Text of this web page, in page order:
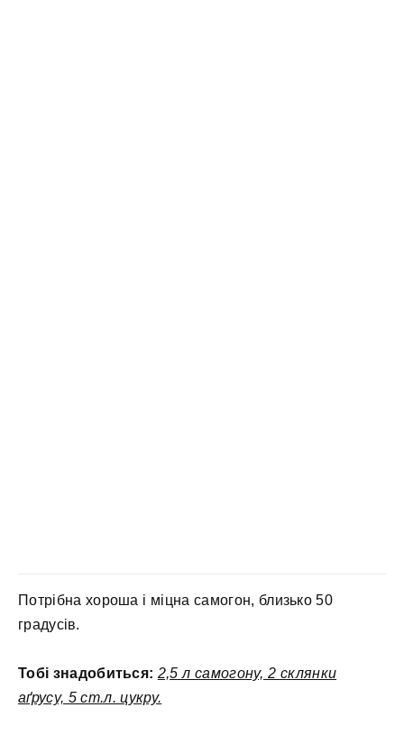
Потрібна хороша і міцна самогон, близько 50
градусів.
Тобі знадобиться: 2,5 л самогону, 2 склянки
аґрусу, 5 ст.л. цукру.